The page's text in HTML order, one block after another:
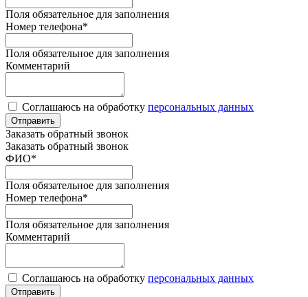
Поля обязательное для заполнения
Номер телефона*
Поля обязательное для заполнения
Комментарий
Соглашаюсь на обработку персональных данных
Отправить
Заказать обратный звонок
Заказать обратный звонок
ФИО*
Поля обязательное для заполнения
Номер телефона*
Поля обязательное для заполнения
Комментарий
Соглашаюсь на обработку персональных данных
Отправить